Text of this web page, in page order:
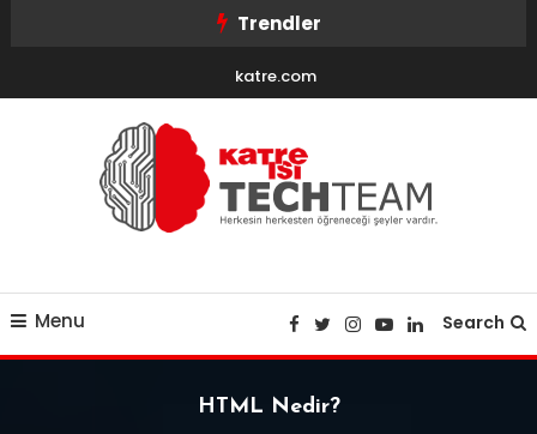
Trendler
katre.com
Menu Search
HTML Nedir?